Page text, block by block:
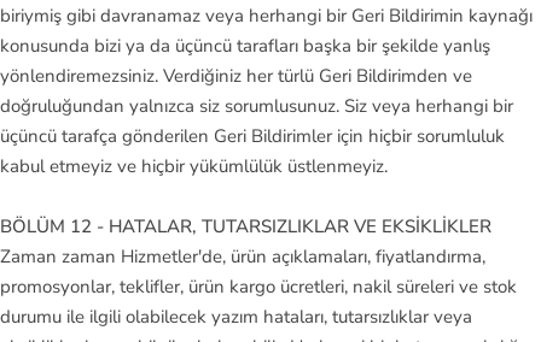
biriymiş gibi davranamaz veya herhangi bir Geri Bildirimin kaynağı
konusunda bizi ya da üçüncü tarafları başka bir şekilde yanlış
yönlendiremezsiniz. Verdiğiniz her türlü Geri Bildirimden ve
doğruluğundan yalnızca siz sorumlusunuz. Siz veya herhangi bir
üçüncü tarafça gönderilen Geri Bildirimler için hiçbir sorumluluk
kabul etmeyiz ve hiçbir yükümlülük üstlenmeyiz.
BÖLÜM 12 - HATALAR, TUTARSIZLIKLAR VE EKSİKLİKLER
Zaman zaman Hizmetler'de, ürün açıklamaları, fiyatlandırma,
promosyonlar, teklifler, ürün kargo ücretleri, nakil süreleri ve stok
durumu ile ilgili olabilecek yazım hataları, tutarsızlıklar veya